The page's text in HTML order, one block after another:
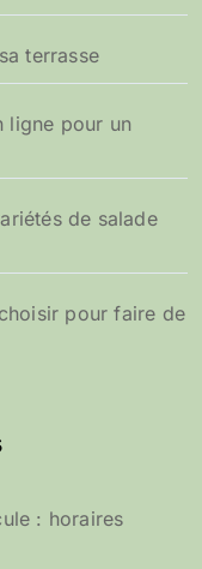
terrasse
ligne pour un
de salade
pour faire de
: horaires